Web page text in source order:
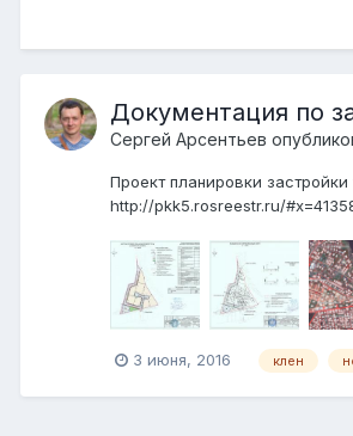
Документация по
Сергей Арсентьев
Проект планировки
http://pkk5.rosreestr.ru/
3 июня, 2016 клен